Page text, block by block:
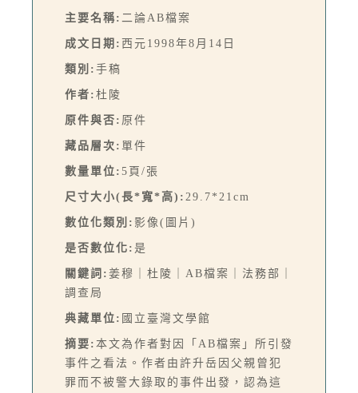
主要名稱: 二論AB檔案
成文日期: 西元1998年8月14日
類別: 手稿
作者: 杜陵
原件與否: 原件
藏品層次: 單件
數量單位: 5頁/張
尺寸大小(長*寬*高): 29.7*21cm
數位化類別: 影像(圖片)
是否數位化: 是
關鍵詞: 姜穆｜杜陵｜AB檔案｜法務部｜
調查局
典藏單位: 國立臺灣文學館
摘要: 本文為作者對因「AB檔案」所引發
事件之看法。作者由許升岳因父親曾犯
罪而不被警大錄取的事件出發，認為這